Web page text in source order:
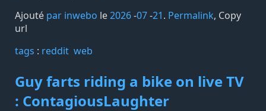
Ajouté par inwebo le2026-07-21. Permalink, Copy
url
tags️ : reddit web
Guy farts riding a bike on live TV
: ContagiousLaughter